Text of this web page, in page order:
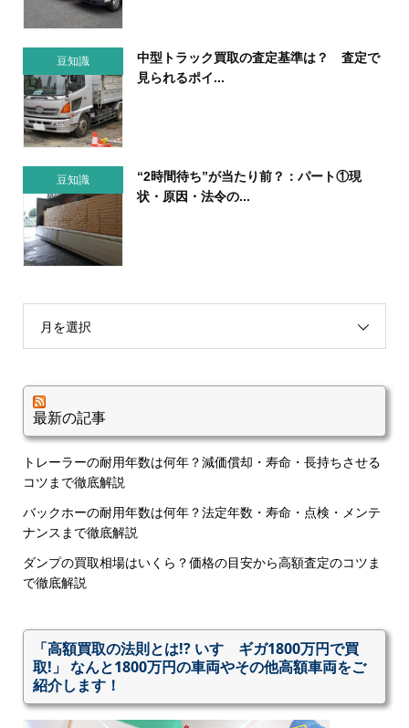
豆知識
中型トラック買取の査定基準は？ 査定で
見られるポイ...
豆知識
“2時間待ち”が当たり前？：パート①現
状・原因・法令の...
月を選択
最新の記事
トレーラーの耐用年数は何年？減価償却・寿命・長持ちさせる
コツまで徹底解説
バックホーの耐用年数は何年？法定年数・寿命・点検・メンテ
ナンスまで徹底解説
ダンプの買取相場はいくら？価格の目安から高額査定のコツま
で徹底解説
「高額買取の法則とは!? いすゞギガ1800万円で買
取!」 なんと1800万円の車両やその他高額車両をご
紹介します！